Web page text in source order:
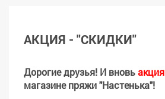
АКЦИЯ - "СКИДКИ"
Дорогие друзья! И вновьакция
магазине пряжи "Настенька"!